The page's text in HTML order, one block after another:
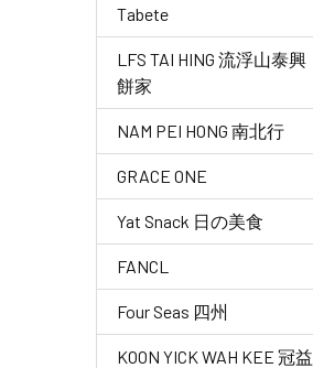
Tabete
LFS TAI HING 流浮山泰興
餅家
NAM PEI HONG 南北行
GRACE ONE
Yat Snack 日の美食
FANCL
Four Seas 四州
KOON YICK WAH KEE 冠益